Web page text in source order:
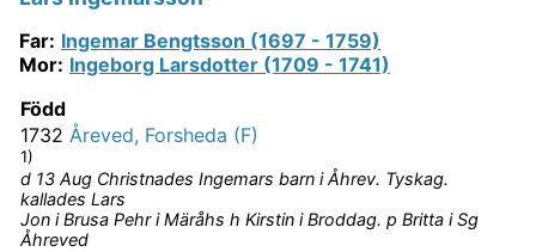
Kontakt
Far: Ingemar Bengtsson (1697 - 1759)
Mor: Ingeborg Larsdotter (1709 - 1741)
Född
1732 Åreved, Forsheda (F)
1)
d 13 Aug Christnades Ingemars barn i Åhrev. Tyskag.
kallades Lars
Jon i Brusa Pehr i Märåhs h Kirstin i Broddag. p Britta i Sg
Åhreved